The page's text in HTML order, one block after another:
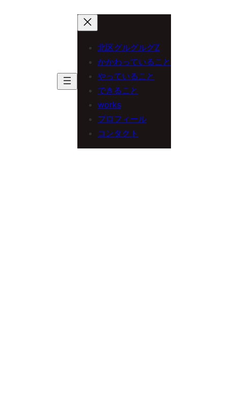
北区グルグルグZ
かかわっていること
やっていること
できること
works
プロフィール
コンタクト